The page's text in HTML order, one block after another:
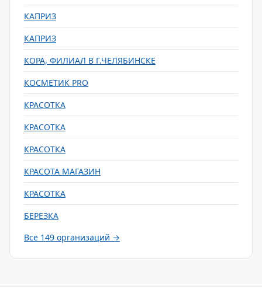
КАПРИЗ
КАПРИЗ
КОРА, ФИЛИАЛ В Г.ЧЕЛЯБИНСКЕ
КОСМЕТИК PRO
КРАСОТКА
КРАСОТКА
КРАСОТКА
КРАСОТА МАГАЗИН
КРАСОТКА
БЕРЕЗКА
Все 149 организаций →